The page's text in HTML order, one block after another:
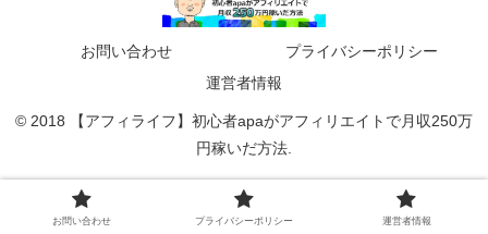
お問い合わせ
プライバシーポリシー
運営者情報
© 2018 【アフィライフ】初心者apaがアフィリエイトで月収250万
円稼いだ方法.
お問い合わせ プライバシーポリシー 運営者情報